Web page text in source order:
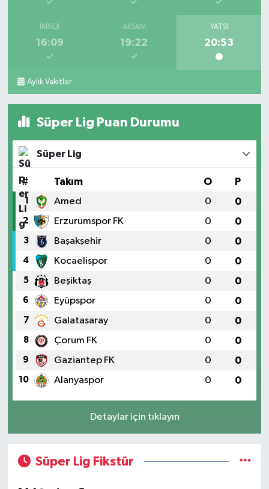
İKINDI
16:09
AKŞAM
19:22
YATSI
20:53
Aylık Vakitler
Süper Lig Puan Durumu
Süper Lig
# Takım O P
1 Amed 0 0
2 Erzurumspor FK 0 0
3 Başakşehir 0 0
4 Kocaelispor 0 0
5 Beşiktaş 0 0
6 Eyüpspor 0 0
7 Galatasaray 0 0
8 Çorum FK 0 0
9 Gaziantep FK 0 0
10 Alanyaspor 0 0
Detaylar için tıklayın
Süper Lig Fikstür